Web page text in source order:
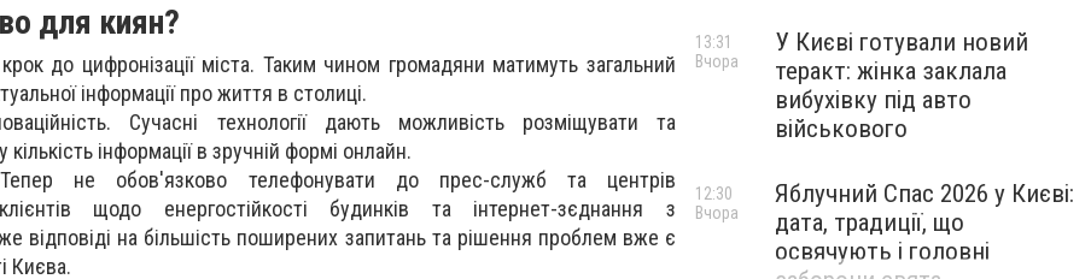
для киян?
до цифронізації міста. Таким чином громадяни матимуть загальний
інформації про життя в столиці.
Сучасні технології дають можливість розміщувати та
інформації в зручній формі онлайн.
не обов'язково телефонувати до прес-служб та центрів
щодо енергостійкості будинків та інтернет-зєднання з
відповіді на більшість поширених запитань та рішення проблем вже є
Києва.
У Києві готували новий
теракт: жінка заклала
вибухівку під авто
військового
13:31
Вчора
Яблучний Спас 2026 у Києві:
дата, традиції, що
освячують і головні
12:30
Вчора